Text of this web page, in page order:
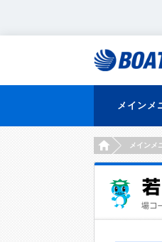
メインメ
HOMEメインメ